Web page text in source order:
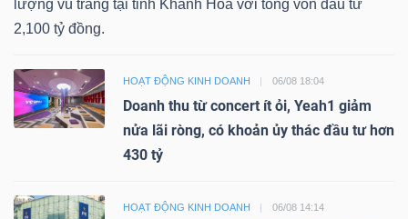
lượng vũ trang tại tỉnh Khánh Hòa với tổng vốn đầu tư
2,100 tỷ đồng.
HOẠT ĐỘNG KINH DOANH 06/08 18:04
Doanh thu từ concert ít ỏi, Yeah1 giảm
nửa lãi ròng, có khoản ủy thác đầu tư hơn
430 tỷ
HOẠT ĐỘNG KINH DOANH 06/08 14:14